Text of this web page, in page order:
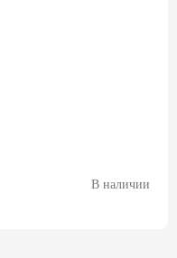
В наличии